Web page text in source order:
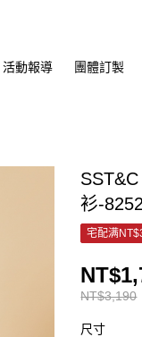
活動報導 團體訂製
衫-
宅配满
NT$3,190
尺寸